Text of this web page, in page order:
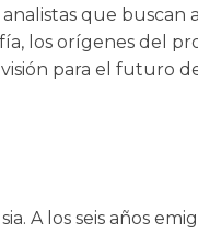
que buscan
los orígenes del
para el futuro
A los seis años